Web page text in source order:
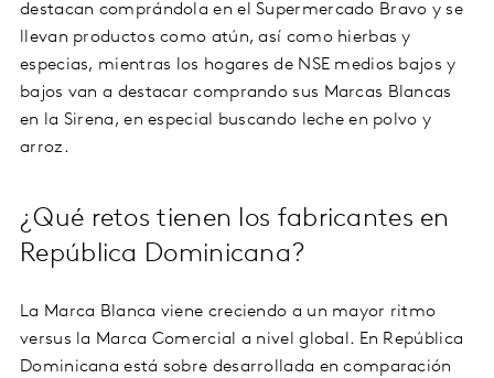
destacan comprándola en el Supermercado Bravo y se
llevan productos como atún, así como hierbas y
especias, mientras los hogares de NSE medios bajos y
bajos van a destacar comprando sus Marcas Blancas
en la Sirena, en especial buscando leche en polvo y
arroz.
¿Qué retos tienen los fabricantes en
República Dominicana?
La Marca Blanca viene creciendo a un mayor ritmo
versus la Marca Comercial a nivel global. En República
Dominicana está sobre desarrollada en comparación